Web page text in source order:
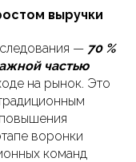
выручки
— 70 %
частью
на рынок. Это
воронки
команд